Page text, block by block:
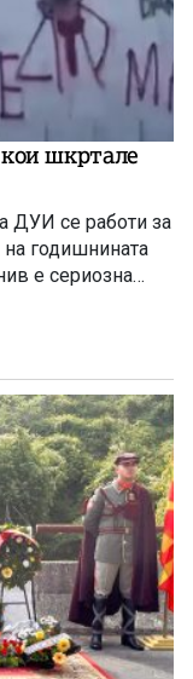
шкртале
ДУИ се работи за
годишнината
е сериозна